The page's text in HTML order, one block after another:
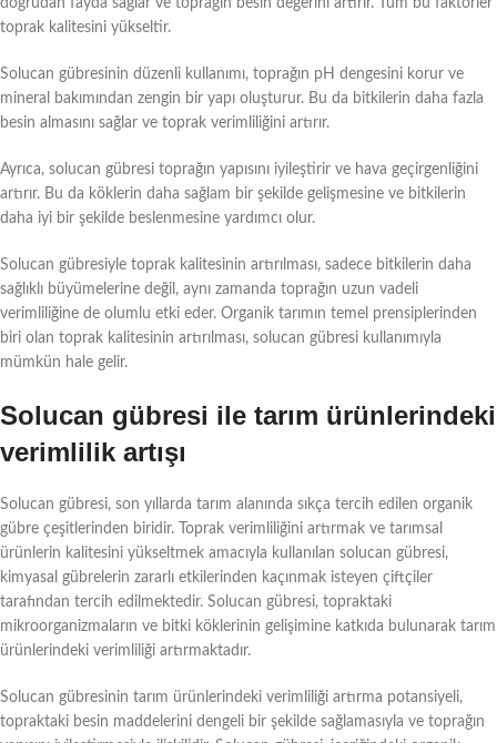
doğrudan fayda sağlar ve toprağın besin değerini artırır. Tüm bu faktörler
toprak kalitesini yükseltir.
Solucan gübresinin düzenli kullanımı, toprağın pH dengesini korur ve
mineral bakımından zengin bir yapı oluşturur. Bu da bitkilerin daha fazla
besin almasını sağlar ve toprak verimliliğini artırır.
Ayrıca, solucan gübresi toprağın yapısını iyileştirir ve hava geçirgenliğini
artırır. Bu da köklerin daha sağlam bir şekilde gelişmesine ve bitkilerin
daha iyi bir şekilde beslenmesine yardımcı olur.
Solucan gübresiyle toprak kalitesinin artırılması, sadece bitkilerin daha
sağlıklı büyümelerine değil, aynı zamanda toprağın uzun vadeli
verimliliğine de olumlu etki eder. Organik tarımın temel prensiplerinden
biri olan toprak kalitesinin artırılması, solucan gübresi kullanımıyla
mümkün hale gelir.
Solucan gübresi ile tarım ürünlerindeki
verimlilik artışı
Solucan gübresi, son yıllarda tarım alanında sıkça tercih edilen organik
gübre çeşitlerinden biridir. Toprak verimliliğini artırmak ve tarımsal
ürünlerin kalitesini yükseltmek amacıyla kullanılan solucan gübresi,
kimyasal gübrelerin zararlı etkilerinden kaçınmak isteyen çiftçiler
tarafından tercih edilmektedir. Solucan gübresi, topraktaki
mikroorganizmaların ve bitki köklerinin gelişimine katkıda bulunarak tarım
ürünlerindeki verimliliği artırmaktadır.
Solucan gübresinin tarım ürünlerindeki verimliliği artırma potansiyeli,
topraktaki besin maddelerini dengeli bir şekilde sağlamasıyla ve toprağın